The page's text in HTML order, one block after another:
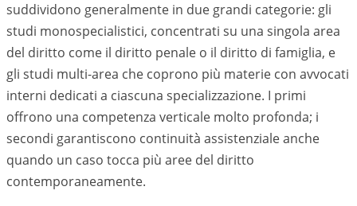
suddividono generalmente in due grandi categorie: gli
studi monospecialistici, concentrati su una singola area
del diritto come il diritto penale o il diritto di famiglia, e
gli studi multi-area che coprono più materie con avvocati
interni dedicati a ciascuna specializzazione. I primi
offrono una competenza verticale molto profonda; i
secondi garantiscono continuità assistenziale anche
quando un caso tocca più aree del diritto
contemporaneamente.